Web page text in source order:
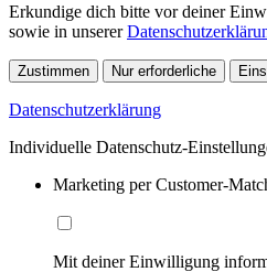
Erkundige dich bitte vor deiner
sowie in unserer
Zustimmen Nur erforderliche
Datenschutzerklärung
Individuelle Datenschutz-
Marketing per Customer-
Mit deiner Einwilligung